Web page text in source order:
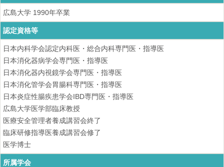
広島大学 1990年卒業
認定資格等
日本内科学会認定内科医・総合内科専門医・指導医
日本消化器病学会専門医・指導医
日本消化器内視鏡学会専門医・指導医
日本消化管学会胃腸科専門医・指導医
日本炎症性腸疾患学会IBD専門医・指導医
広島大学医学部臨床教授
医療安全管理者養成講習会終了
臨床研修指導医養成講習会修了
医学博士
所属学会